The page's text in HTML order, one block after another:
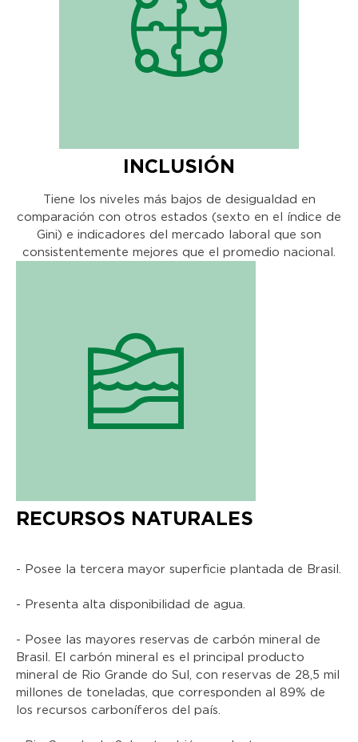
INCLUSIÓN
Tiene los niveles más bajos de desigualdad en
comparación con otros estados (sexto en el índice de
Gini) e indicadores del mercado laboral que son
consistentemente mejores que el promedio nacional.
RECURSOS NATURALES
- Posee la tercera mayor superficie plantada de Brasil.
- Presenta alta disponibilidad de agua.
- Posee las mayores reservas de carbón mineral de
Brasil. El carbón mineral es el principal producto
mineral de Rio Grande do Sul, con reservas de 28,5 mil
millones de toneladas, que corresponden al 89% de
los recursos carboníferos del país.